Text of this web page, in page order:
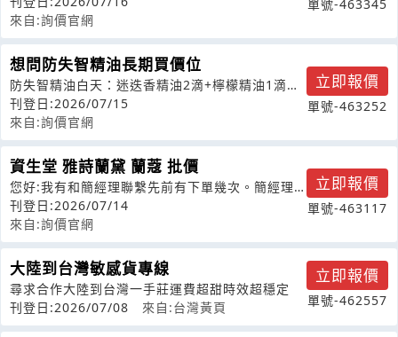
來自:詢價官網
單號-463345
想問防失智精油長期買價位
防失智精油白天：迷迭香精油2滴+檸檬精油1滴晚
上：薰衣草精油2滴+甜橙（柑橘）精
刊登日:2026/07/15
來自:詢價官網
立即報價
單號-463252
資生堂 雅詩蘭黛 蘭蔻 批價
您好:我有和簡經理聯繫先前有下單幾次。簡經理
有報價:雅詩蘭黛進貨價為官網的4折。
刊登日:2026/07/14
來自:詢價官網
立即報價
單號-463117
大陸到台灣敏感貨專線
尋求合作大陸到台灣一手莊運費超甜時效超穩定
刊登日:2026/07/08
來自:台灣黃頁
立即報價
單號-462557